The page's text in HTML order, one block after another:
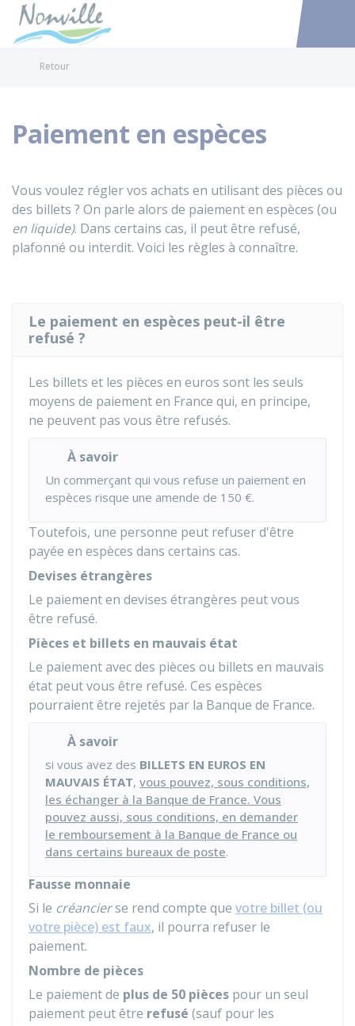
Accéder
Retour
Paiement en espèces
Vous voulez régler vos achats en utilisant des pièces ou
des billets ? On parle alors de paiement en espèces (ou
en liquide). Dans certains cas, il peut être refusé,
plafonné ou interdit. Voici les règles à connaître.
Le paiement en espèces peut-il être
refusé ?
Les billets et les pièces en euros sont les seuls
moyens de paiement en France qui, en principe,
ne peuvent pas vous être refusés.
À savoir
Un commerçant qui vous refuse un paiement en
espèces risque une amende de 150 €.
Toutefois, une personne peut refuser d'être
payée en espèces dans certains cas.
Devises étrangères
Le paiement en devises étrangères peut vous
être refusé.
Pièces et billets en mauvais état
Le paiement avec des pièces ou billets en mauvais
état peut vous être refusé. Ces espèces
pourraient être rejetés par la Banque de France.
À savoir
si vous avez des BILLETS EN EUROS EN
MAUVAIS ÉTAT, vous pouvez, sous conditions,
les échanger à la Banque de France. Vous
pouvez aussi, sous conditions, en demander
le remboursement à la Banque de France ou
dans certains bureaux de poste.
Fausse monnaie
Si le créancierse rend compte que votre billet (ou
votre pièce) est faux, il pourra refuser le
paiement.
Nombre de pièces
Le paiement de plus de 50 pièces pour un seul
paiement peut être refusé (sauf pour les